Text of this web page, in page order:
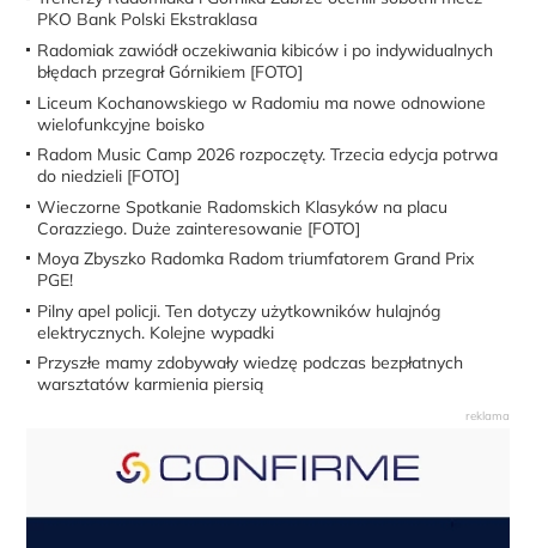
PKO Bank Polski Ekstraklasa
Radomiak zawiódł oczekiwania kibiców i po indywidualnych
błędach przegrał Górnikiem [FOTO]
Liceum Kochanowskiego w Radomiu ma nowe odnowione
wielofunkcyjne boisko
Radom Music Camp 2026 rozpoczęty. Trzecia edycja potrwa
do niedzieli [FOTO]
Wieczorne Spotkanie Radomskich Klasyków na placu
Corazziego. Duże zainteresowanie [FOTO]
Moya Zbyszko Radomka Radom triumfatorem Grand Prix
PGE!
Pilny apel policji. Ten dotyczy użytkowników hulajnóg
elektrycznych. Kolejne wypadki
Przyszłe mamy zdobywały wiedzę podczas bezpłatnych
warsztatów karmienia piersią